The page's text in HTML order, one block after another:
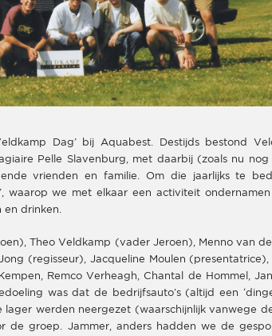
Dag’ bij Aquabest. Destijds bestond
Pelle Slavenburg, met daarbij (zoals nu nog
vrienden en familie. Om die jaarlijks te
waarop we met elkaar een activiteit
en drinken.
Theo Veldkamp (vader Jeroen), Menno van
(regisseur), Jacqueline Moulen (presentatrice),
Remco Verheagh, Chantal de Hommel,
was dat de bedrijfsauto’s (altijd een
werden neergezet (waarschijnlijk vanwege
groep. Jammer, anders hadden we de